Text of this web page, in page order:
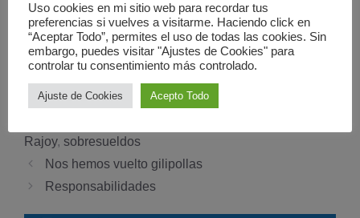
FacebookBlueskyTwitter TelegramWhatsApp
Categorías
Politica
Rajoy, sobresueldos
Nos hemos vuelto gilipollas
Responsabilidades
Uso cookies en mi sitio web para recordar tus
preferencias si vuelves a visitarme. Haciendo click en
“Aceptar Todo”, permites el uso de todas las cookies. Sin
embargo, puedes visitar "Ajustes de Cookies" para
controlar tu consentimiento más controlado.
Ajuste de Cookies Acepto Todo